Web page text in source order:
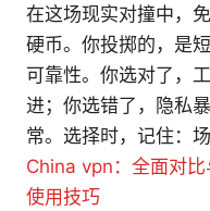
在这场现实对撞中，
硬币。你投掷的，是
可靠性。你选对了，
进；你选错了，隐私
常。选择时，记住：
China vpn：全面对
使用技巧